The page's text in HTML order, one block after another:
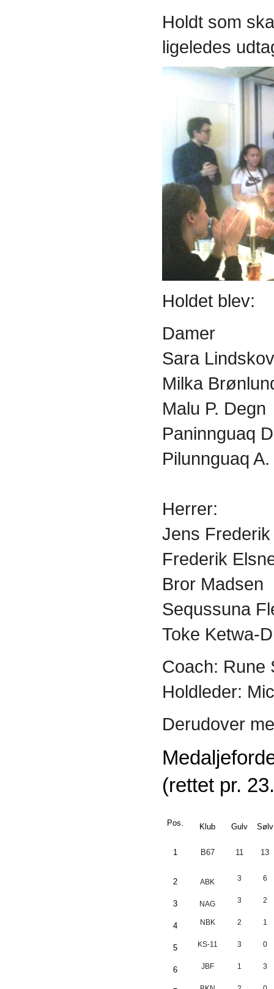
Holdt som
ligeledes
Holdet blev:
Damer
Sara
Milka
Malu P. Degn
Paninnguaq
Pilunnguaq
Herrer:
Jens
Frederik
Bror Madsen
Sequssuna
Toke Ketwa-
Coach: Rune
Holdleder:
Derudover
(rettet pr.
Pos. Klub Gulv Sølv
1 B67 11 13
2 ABK 3 6
3 NAG 3 2
4 NBK 2 1
5 KS-11 3 0
6 JBF 1 3